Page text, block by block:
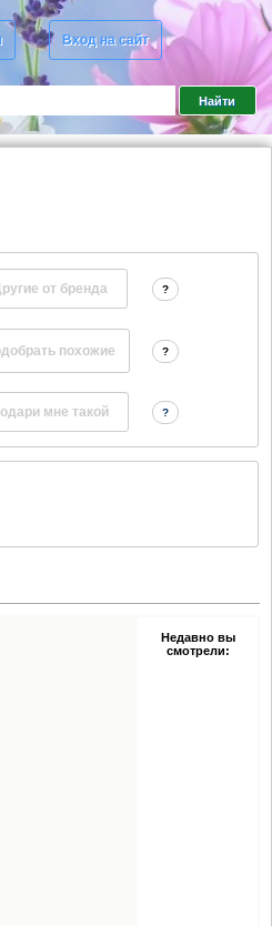
Вход на сайт
от бренда ?
?
?
Недавно вы
смотрели: